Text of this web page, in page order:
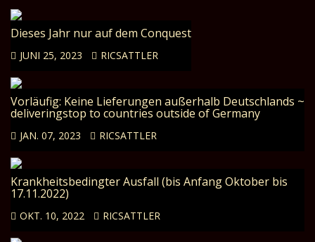
Dieses Jahr nur auf dem Conquest
JUNI 25, 2023 RICSATTLER
Vorläufig: Keine Lieferungen außerhalb Deutschlands ~
deliveringstop to countries outside of Germany
JAN. 07, 2023 RICSATTLER
Krankheitsbedingter Ausfall (bis Anfang Oktober bis
17.11.2022)
OKT. 10, 2022 RICSATTLER